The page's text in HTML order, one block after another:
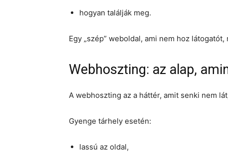
hogyan találják meg.
Egy „szép” weboldal, ami nem hoz
Webhoszting: az alap,
A webhoszting az a háttér, amit senki nem
Gyenge tárhely esetén:
lassú az oldal,